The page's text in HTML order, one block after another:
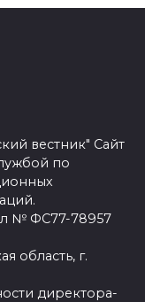
вестник" Сайт
по
№ ФС77-78957
область, г.
директора-